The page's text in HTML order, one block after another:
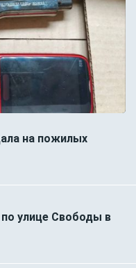
на пожилых
улице Свободы в